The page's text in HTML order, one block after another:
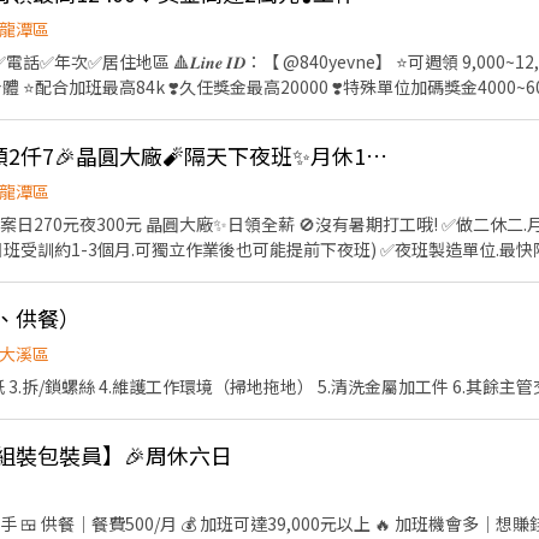
潭區
✅年次✅居住地區 🔺𝑳𝒊𝒏𝒆 𝑰𝑫：【 @840yevne】 ⭐️可週領
⭐️配合加班最高84k ❣️久任獎金最高20000 ❣️特殊單位加碼獎金
貼及加班) ➡️【日班】：08:00 ~ 20:10 $220【59,694】▶️【$77,881
團保勞退6％⭕️ ⭕有實體門市、非詐騙請安心求職⭕ ❌
心❌ ⭕專員親自詳細解說工作內容⭕
👍 高時薪300元🎏日領2仟7🎉晶圓大廠🧨隔天下夜班✨月休15天🎁休半個月45k起
潭區
元 晶圓大廠✨日領全薪 🚫沒有暑期打工哦! ✅做二休二.月休15天 ✅可日領2千7/天 ✅
受訓約1-3個月.可獨立作業後也可能提前下夜班) ✅夜班製造單位.最
夜班:19:00-07:10 時薪300
♬♬點我:https://lin.ee/0ncdw8S 🧡免費諮詢🧡免服務費🧡立即上工
餐）
溪區
拆/鎖螺絲 4.維護工作環境（掃地拖地） 5.清洗金屬加工件 6.其餘主
裝包裝員】🎉周休六日
餐｜餐費500/月 💰 加班可達39,000元以上 🔥 加班機會多｜想賺錢首選！ 📍【工